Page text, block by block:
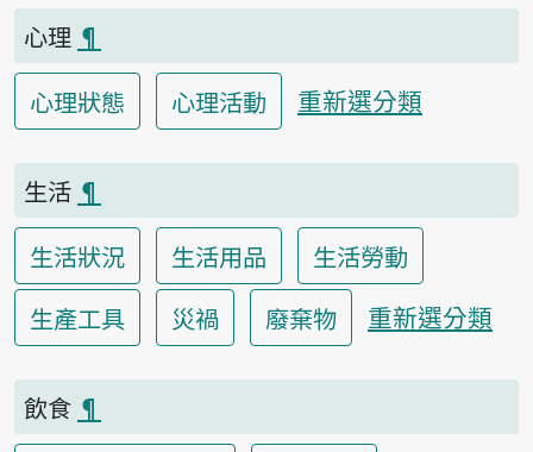
心理 ¶
心理狀態
心理活動 重新選分類
生活 ¶
生活狀況
生活用品
生活勞動
生產工具
災禍 廢棄物 重新選分類
飲食 ¶